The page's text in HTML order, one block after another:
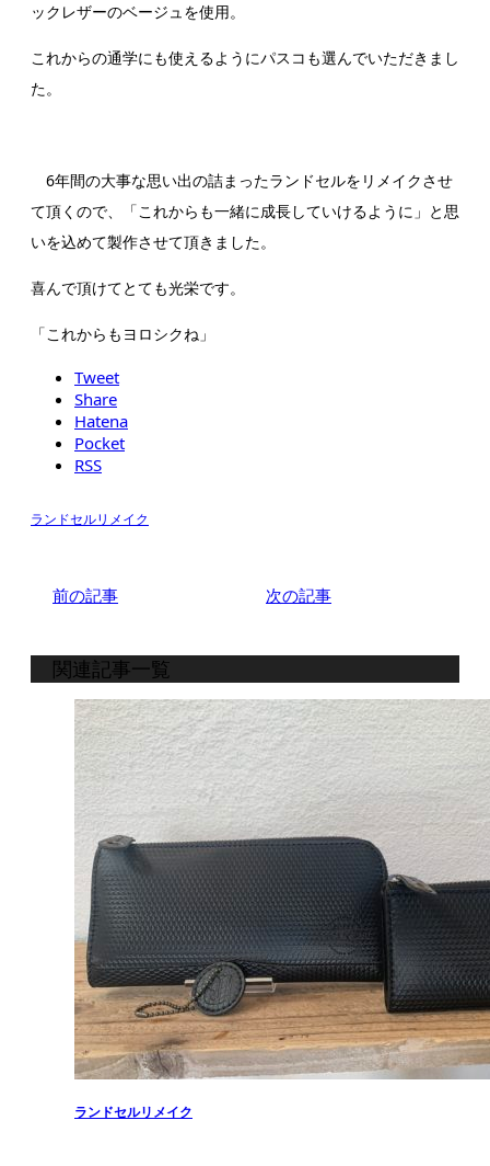
ックレザーのベージュを使用。
これからの通学にも使えるようにパスコも選んでいただきまし
た。
6年間の大事な思い出の詰まったランドセルをリメイクさせ
て頂くので、「これからも一緒に成長していけるように」と思
いを込めて製作させて頂きました。
喜んで頂けてとても光栄です。
「これからもヨロシクね」
Tweet
Share
Hatena
Pocket
RSS
ランドセルリメイク
前の記事 次の記事
関連記事一覧
ランドセルリメイク